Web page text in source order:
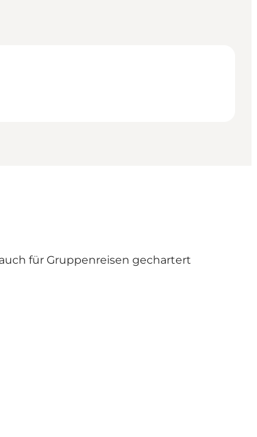
für Gruppenreisen gechartert